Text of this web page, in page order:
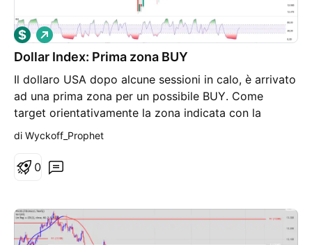
Dollar Index: Prima zona BUY
Il dollaro USA dopo alcune sessioni in calo, è arrivato
ad una prima zona per un possibile BUY. Come
target orientativamente la zona indicata con la
freccia. Siamo in un periodo molto delicato, con
cambiamenti di rotta frequenti. Pertanto attenzione.
L
o
n
di Wyckoff_Prophet
0